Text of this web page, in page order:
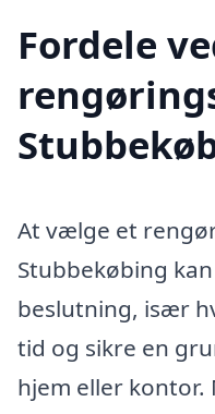
Fordele
At vælge et
Stubbekøbing
beslutning, især
tid og sikre en
hjem eller kontor.